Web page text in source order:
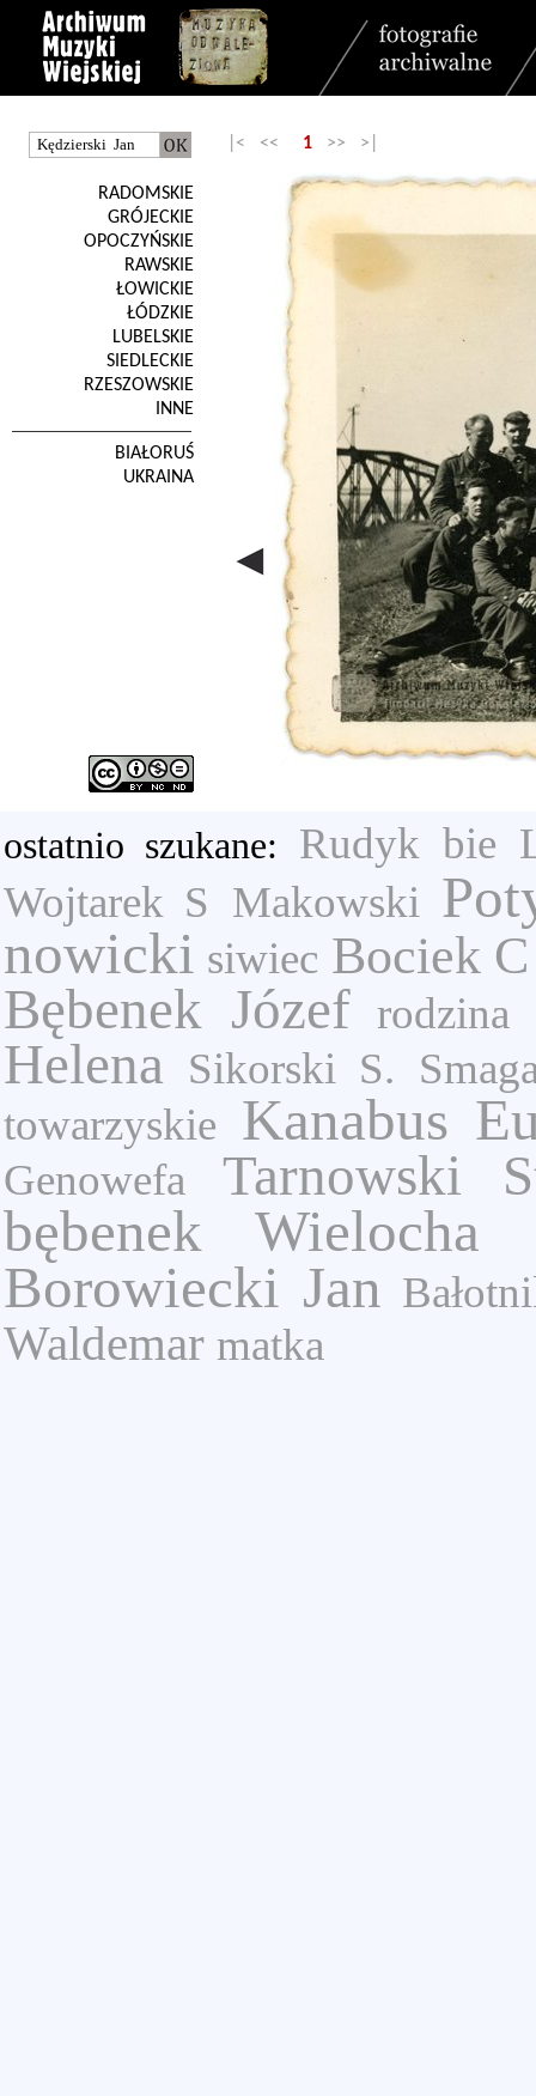
RADOMSKIE
GRÓJECKIE
OPOCZYŃSKIE
RAWSKIE
ŁOWICKIE
ŁÓDZKIE
LUBELSKIE
SIEDLECKIE
RZESZOWSKIE
INNE
BIAŁORUŚ
UKRAINA
|< << 1 >> >|
ostatnio szukane: Rudyk bie
Wojtarek S Makowski
nowicki siwiec Bociek C
Bębenek Józef rodzina
Helena Sikorski S.
towarzyskie Kanabus
Genowefa Tarnowski
bębenek
Wielocha
Borowiecki Jan
Waldemar matka